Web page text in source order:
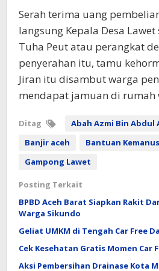
Serah terima uang
langsung Kepala Desa
Tuha Peut atau perangkat
penyerahan itu, tamu
Jiran itu disambut warga
mendapat jamuan di rumah
Ditag Abah Azmi Bin Abdul
Banjir aceh
Bantuan
Gampong Lawet
Posting Terkait
BPBD Aceh Barat Siapkan Rakit
Warga Sikundo
Geliat UMKM di Tengah Car Free
Cek Kesehatan Gratis Momen Car
Aksi Pembersihan Drainase Kota